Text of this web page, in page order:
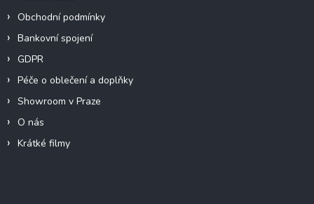
Obchodní podmínky
Bankovní spojení
GDPR
Péče o oblečení a doplňky
Showroom v Praze
O nás
Krátké filmy